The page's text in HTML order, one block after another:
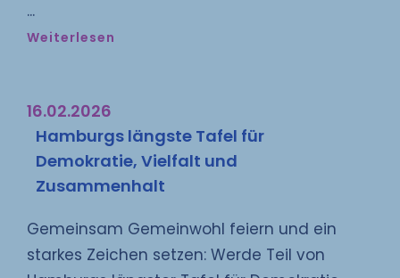
Weiterlesen
16.02.2026
Hamburgs längste Tafel für
Demokratie, Vielfalt und
Zusammenhalt
Gemeinsam Gemeinwohl feiern und ein
starkes Zeichen setzen: Werde Teil von